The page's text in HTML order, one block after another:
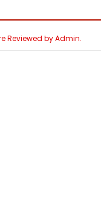
Reviewed by Admin.